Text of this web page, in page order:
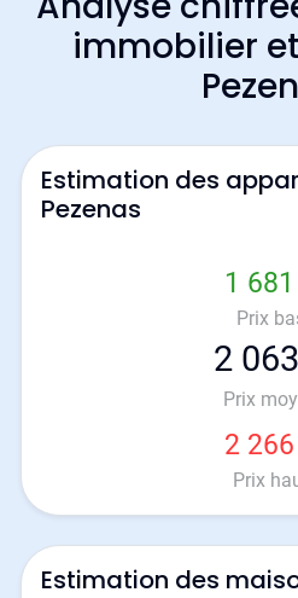
immobilier
Estimation des
Pezenas
1
Prix
2
Prix
2
Prix
Estimation des